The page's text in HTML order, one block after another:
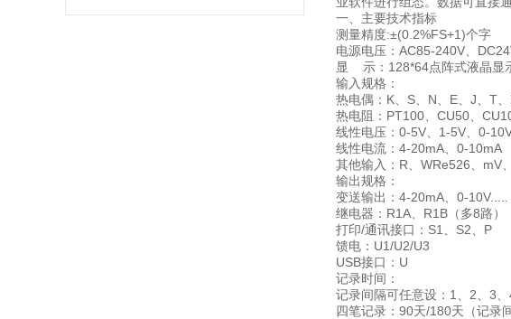
一、主要技术指标
测量精度:±(0.2%FS+1)个字
电源电压：AC85-240V、
显 示：128*64点阵式液晶显
输入规格：
热电偶：K、S、N、E、J、T
热电阻：PT100、CU50、
线性电压：0-5V、1-5V、0-
线性电流：4-20mA、0-10mA
其他输入：R、WRe526、mV
输出规格：
变送输出：4-20mA、0-10V.....
继电器：R1A、R1B（多8路）
打印/通讯接口：S1、S2、P
馈电：U1/U2/U3
USB接口：U
记录时间：
记录间隔可任意设：1、2、3
四笔记录：90天/180天（记录